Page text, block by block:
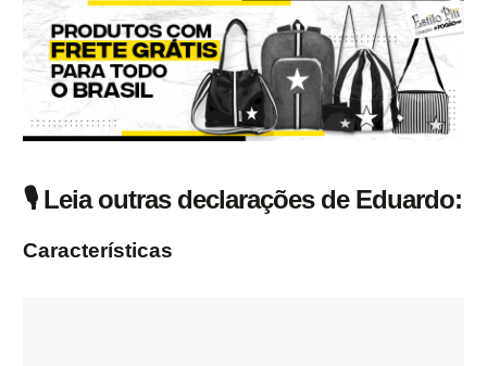
🎙️ Leia outras declarações de Eduardo:
Características